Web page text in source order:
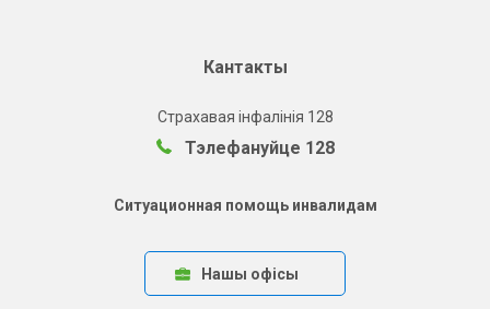
Кантакты
Страхавая інфалінія 128
Тэлефануйце 128
Ситуационная помощь инвалидам
Нашы офісы